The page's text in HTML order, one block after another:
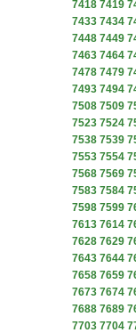
7418 7419
7433 7434
7448 7449
7463 7464
7478 7479
7493 7494
7508 7509
7523 7524
7538 7539
7553 7554
7568 7569
7583 7584
7598 7599
7613 7614
7628 7629
7643 7644
7658 7659
7673 7674
7688 7689
7703 7704